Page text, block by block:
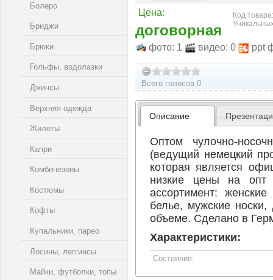
Болеро
Бриджи
Брюки
Гольфы, водолазки
Джинсы
Верхняя одежда
Жилеты
Капри
Комбинезоны
Костюмы
Кофты
Купальники, парео
Лосины, леггинсы
Майки, футболки, топы
Цена:
договорная
Код
фото: 1 видео: 0 ppt
Всего голосов 0
Описание
Оптом чулочно-
(ведущий немецкий
которая является
низкие цены на опт
ассортимент:
белье, мужские
объеме. Сделано в
Характеристики:
Состояние: